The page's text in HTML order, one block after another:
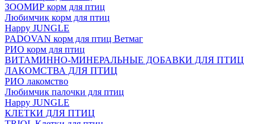
ЗООМИР корм для птиц
Любимчик корм для птиц
Happy JUNGLE
PADOVAN корм для птиц Ветмаг
РИО корм для птиц
ВИТАМИННО-МИНЕРАЛЬНЫЕ ДОБАВКИ ДЛЯ ПТИЦ
ЛАКОМСТВА ДЛЯ ПТИЦ
РИО лакомство
Любимчик палочки для птиц
Happy JUNGLE
КЛЕТКИ ДЛЯ ПТИЦ